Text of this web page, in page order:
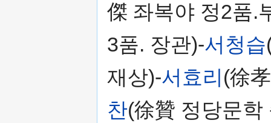
傑 좌복야 정2품.
3품. 장관)-서청습
재상)-서효리 (徐
찬(徐贊 정당문학